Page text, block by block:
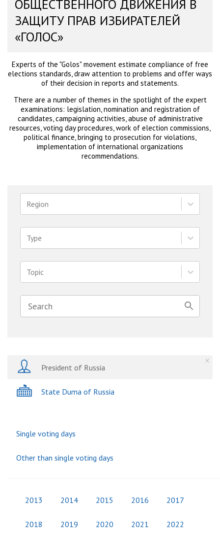
ОБЩЕСТВЕННОГО ДВИЖЕНИЯ В
ЗАЩИТУ ПРАВ ИЗБИРАТЕЛЕЙ
«ГОЛОС»
Experts of the "Golos" movement estimate compliance of free
elections standards, draw attention to problems and offer ways
of their decision in reports and statements.
There are a number of themes in the spotlight of the expert
examinations: legislation, nomination and registration of
candidates, campaigning activities, abuse of administrative
resources, voting day procedures, work of election commissions,
political finance, bringing to prosecution for violations,
implementation of international organizations
recommendations.
Region
Type
Topic
President of Russia
State Duma of Russia
Single voting days
Other than single voting days
2013 2014 2015 2016 2017
2018 2019 2020 2021 2022